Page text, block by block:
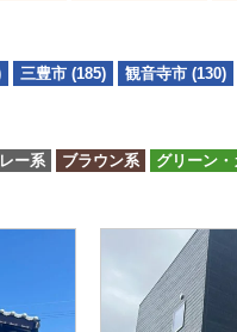
三豊市 (185) 観音寺市 (130)
ー系 ブラウン系 グリーン